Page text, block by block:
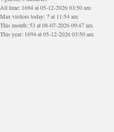
All time: 1694 at 05-12-2026 03:50 am
Max visitors today: 7 at 11:54 am
This month: 53 at 08-07-2026 09:47 am
This year: 1694 at 05-12-2026 03:50 am